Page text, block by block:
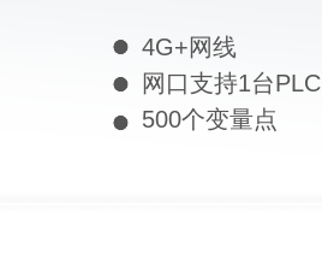
4G+网线
网口支持1台PLC
500个变量点